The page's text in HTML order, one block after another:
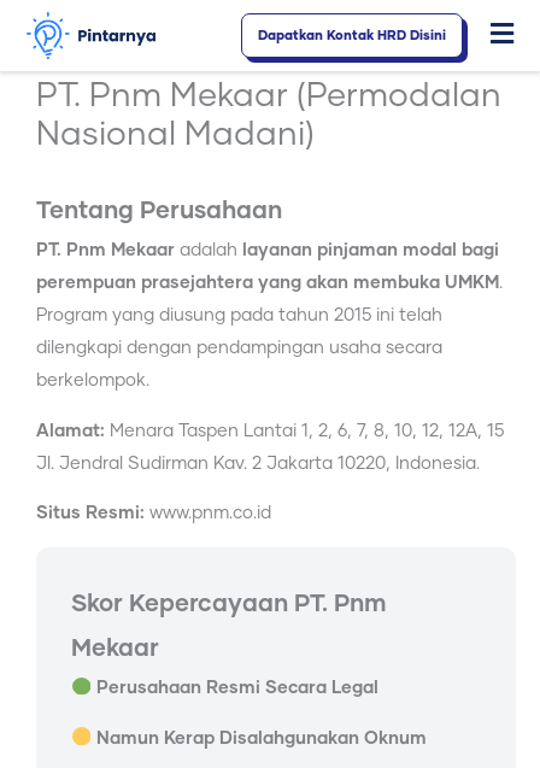
Lewati
konten
Dapatkan Kontak HRD Disini
PT. Pnm Mekaar (Permodalan
Nasional Madani)
Tentang Perusahaan
PT. Pnm Mekaar adalah layanan pinjaman modal bagi
perempuan prasejahtera yang akan membuka UMKM .
Program yang diusung pada tahun 2015 ini telah
dilengkapi dengan pendampingan usaha secara
berkelompok.
Alamat: Menara Taspen Lantai 1, 2, 6, 7, 8, 10, 12, 12A, 15
Jl. Jendral Sudirman Kav. 2 Jakarta 10220, Indonesia.
Situs Resmi: www.pnm.co.id
Skor Kepercayaan PT. Pnm
Mekaar
Perusahaan Resmi Secara Legal
Namun Kerap Disalahgunakan Oknum